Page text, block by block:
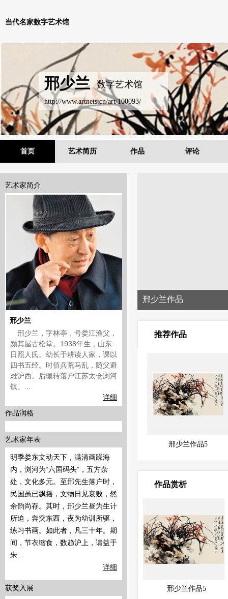
当代名家数字艺术馆
邢少兰 数字艺术馆
http://www.artnets.cn/art/100093/
首页 艺术简历 作品 评论
艺术家简介
邢少兰
邢少兰，字林亭，号娄江渔父，
颜其屋古松堂。1938年生，山东
日照人氏。幼长于耕读人家，课以
四书五经。时值兵荒马乱，随父避
难沪西。后辗转落户江苏太仓浏河
镇。...
详细
作品润格
艺术家年表
明季娄东文动天下，满清画躁海
内，浏河为“六国码头”，五方杂
处，文化多元。至邢先生落户时，
民国虽已飘摇，文物日见衰败，然
余韵尚存。其时，邢少兰昼为生计
所迫，奔突东西，夜为幼训所驱，
练习书画。如此者，凡三十年。期
间，节衣缩食，数趋沪上，请益于
朱...
详细
获奖入展
邢少兰作品
推荐作品
邢少兰作品5
作品赏析
展示中 快速查看
邢少兰作品5